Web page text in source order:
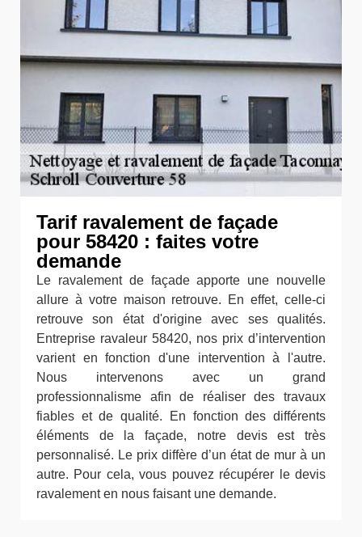
Tarif ravalement de façade
pour 58420 : faites votre
demande
Le ravalement de façade apporte une nouvelle
allure à votre maison retrouve. En effet, celle-ci
retrouve son état d'origine avec ses qualités.
Entreprise ravaleur 58420, nos prix d’intervention
varient en fonction d'une intervention à l'autre.
Nous intervenons avec un grand
professionnalisme afin de réaliser des travaux
fiables et de qualité. En fonction des différents
éléments de la façade, notre devis est très
personnalisé. Le prix diffère d’un état de mur à un
autre. Pour cela, vous pouvez récupérer le devis
ravalement en nous faisant une demande.